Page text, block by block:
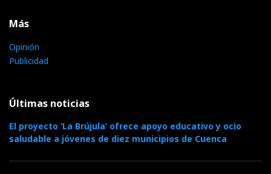
Más
Opinión
Publicidad
Últimas noticias
El proyecto ‘La Brújula’ ofrece apoyo educativo y ocio
saludable a jóvenes de diez municipios de Cuenca